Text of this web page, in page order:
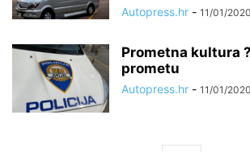
Autopress.hr - 11/01/2020
Prometna kultura
prometu
Autopress.hr - 11/01/2020